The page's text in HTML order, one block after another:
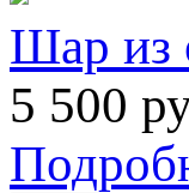
Шар из
5 500